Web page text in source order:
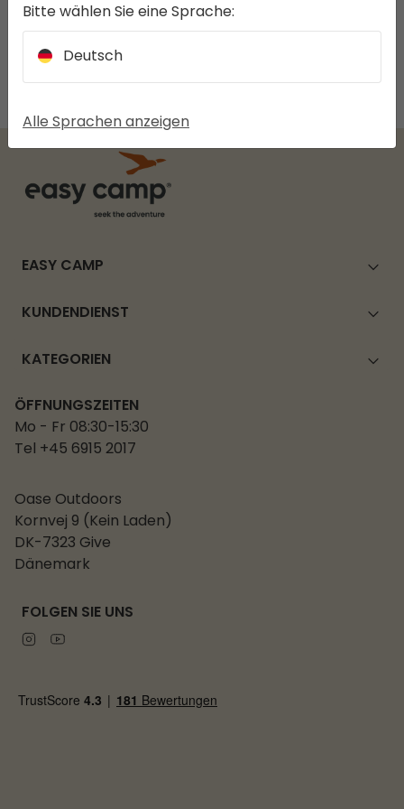
Ausverkauft
EASY CAMP
KUNDENDIENST
KATEGORIEN
ÖFFNUNGSZEITEN
Mo - Fr 08:30-15:30
Tel +45 6915 2017
Oase Outdoors
Kornvej 9 (Kein Laden)
DK-7323 Give
Dänemark
FOLGEN SIE UNS
Instagram
Youtube
Bitte wählen Sie eine Sprache:
Deutsch
Alle Sprachen anzeigen